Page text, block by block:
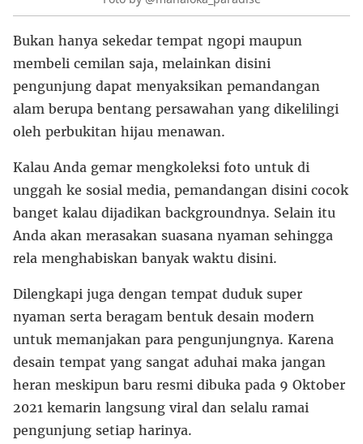
Bukan hanya sekedar tempat ngopi maupun
membeli cemilan saja, melainkan disini
pengunjung dapat menyaksikan pemandangan
alam berupa bentang persawahan yang dikelilingi
oleh perbukitan hijau menawan.
Kalau Anda gemar mengkoleksi foto untuk di
unggah ke sosial media, pemandangan disini cocok
banget kalau dijadikan backgroundnya. Selain itu
Anda akan merasakan suasana nyaman sehingga
rela menghabiskan banyak waktu disini.
Dilengkapi juga dengan tempat duduk super
nyaman serta beragam bentuk desain modern
untuk memanjakan para pengunjungnya. Karena
desain tempat yang sangat aduhai maka jangan
heran meskipun baru resmi dibuka pada 9 Oktober
2021 kemarin langsung viral dan selalu ramai
pengunjung setiap harinya.